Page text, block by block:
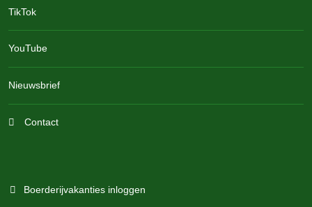
TikTok
YouTube
Nieuwsbrief
Contact
Boerderijvakanties inloggen